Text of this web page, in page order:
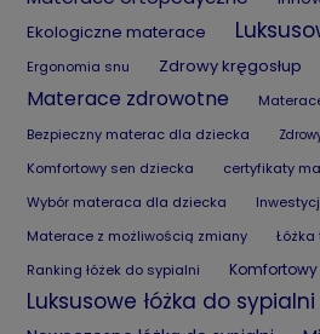
Ekologiczne materace
Ergonomia snu Zdrowy kręgosłup
Materace zdrowotne
Bezpieczny materac dla dziecka
Komfortowy sen dziecka
certyfikaty
Wybór materaca dla dziecka
Materace z możliwością zmiany
Ranking łóżek do sypialni
Komfortowy
Luksusowe łóżka do sypialni